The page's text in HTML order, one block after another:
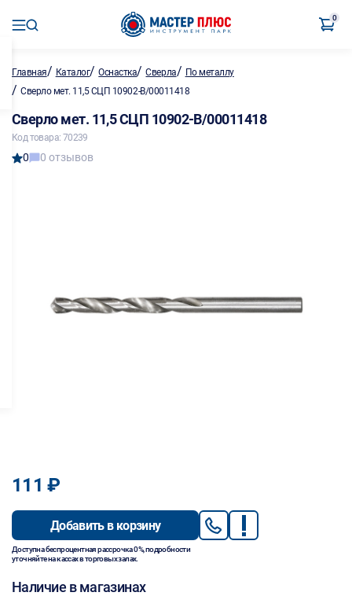
0
Главная/ Каталог/Оснастка/Сверла/ По металлу
/ Сверло мет. 11,5 СЦП 10902-B/00011418
Сверло мет. 11,5 СЦП 10902-B/00011418
Код товара: 70239
0 0 отзывов
111 ₽
Добавить в корзину
Доступна беспроцентная рассрочка 0%, подробности
уточняйте на кассах в торговых залах.
Наличие в магазинах